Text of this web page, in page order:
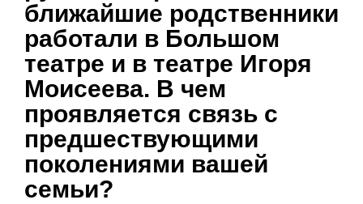
ближайшие родственники
работали в Большом
театре и в театре Игоря
Моисеева. В чем
проявляется связь с
предшествующими
поколениями вашей
семьи?